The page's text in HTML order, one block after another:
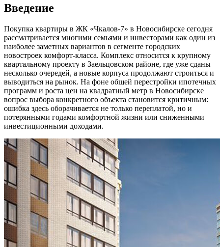
Введение
Покупка квартиры в ЖК «Чкалов-7» в Новосибирске сегодня
рассматривается многими семьями и инвесторами как один из
наиболее заметных вариантов в сегменте городских
новостроек комфорт-класса. Комплекс относится к крупному
квартальному проекту в Заельцовском районе, где уже сданы
несколько очередей, а новые корпуса продолжают строиться и
выводиться на рынок. На фоне общей перестройки ипотечных
программ и роста цен на квадратный метр в Новосибирске
вопрос выбора конкретного объекта становится критичным:
ошибка здесь оборачивается не только переплатой, но и
потерянными годами комфортной жизни или сниженными
инвестиционными доходами.